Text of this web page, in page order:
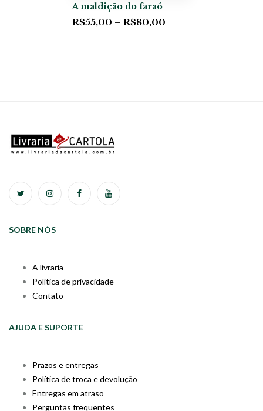
A maldição do faraó
R$55,00 – R$80,00
SOBRE NÓS
A livraria
Política de privacidade
Contato
AJUDA E SUPORTE
Prazos e entregas
Política de troca e devolução
Entregas em atraso
Perguntas frequentes